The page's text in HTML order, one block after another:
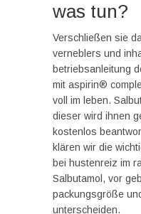
was tun?
Verschließen sie
verneblers und
betriebsanleitung
mit aspirin®
voll im leben.
dieser wird ihnen
kostenlos
klären wir die
bei hustenreiz im
Salbutamol, vor
packungsgröße
unterscheiden.